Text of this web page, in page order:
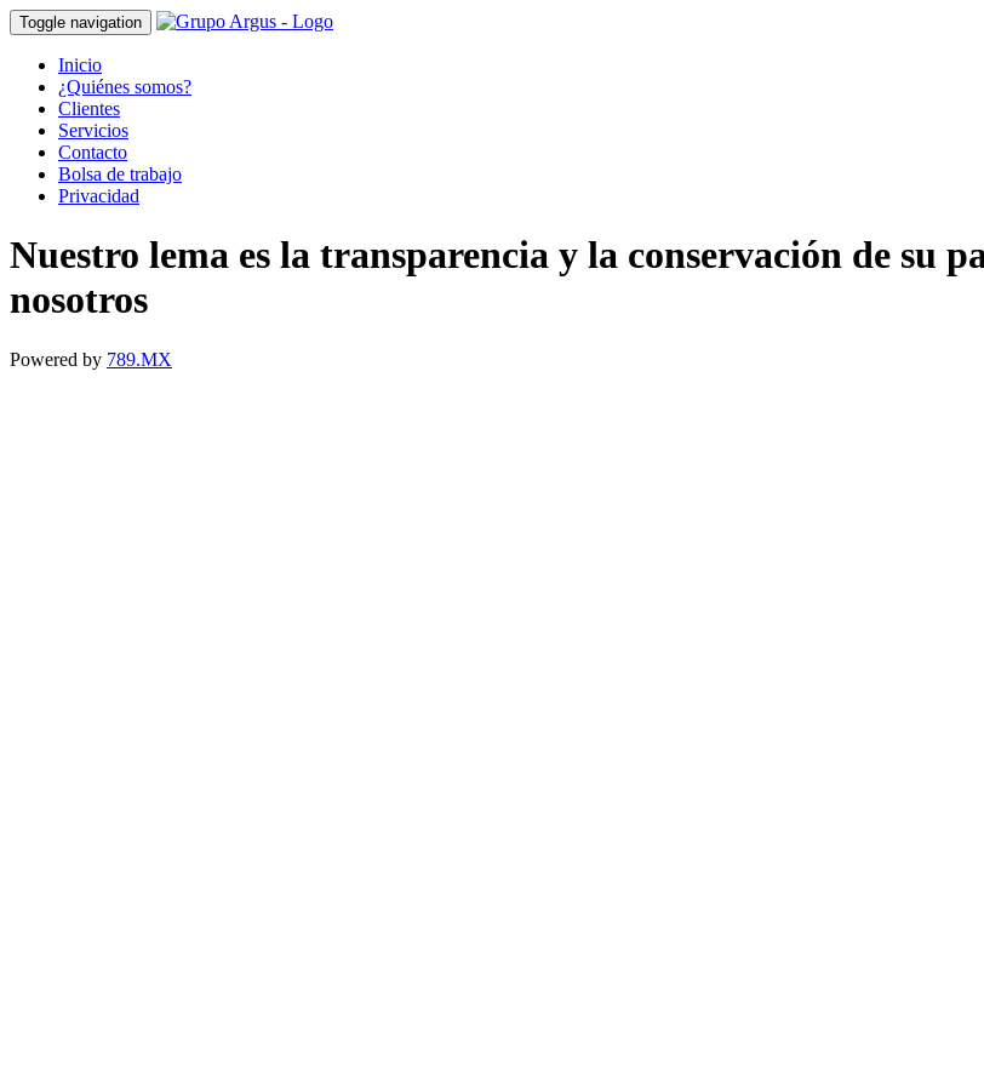
Toggle navigation
Inicio
¿Quiénes somos?
Clientes
Servicios
Contacto
Bolsa de trabajo
Privacidad
Nuestro lema es la transparencia y la conservación de su
nosotros
Powered by 789.MX